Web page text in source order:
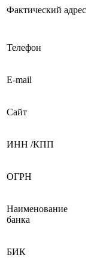
Фактический адрес
Телефон
E-mail
Сайт
ИНН /КПП
ОГРН
Наименование
банка
БИК